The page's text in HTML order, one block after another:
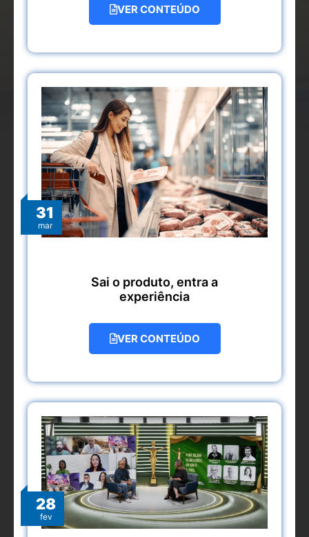
VER CONTEÚDO
31
mar
Sai o produto, entra a
experiência
VER CONTEÚDO
28
fev